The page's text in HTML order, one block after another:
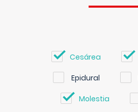
Cesárea
Epidural
Molestia